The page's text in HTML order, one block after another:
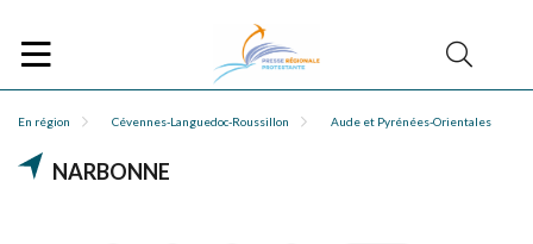
En région Cévennes-Languedoc-Roussillon Aude et Pyrénées-Orientales
NARBONNE